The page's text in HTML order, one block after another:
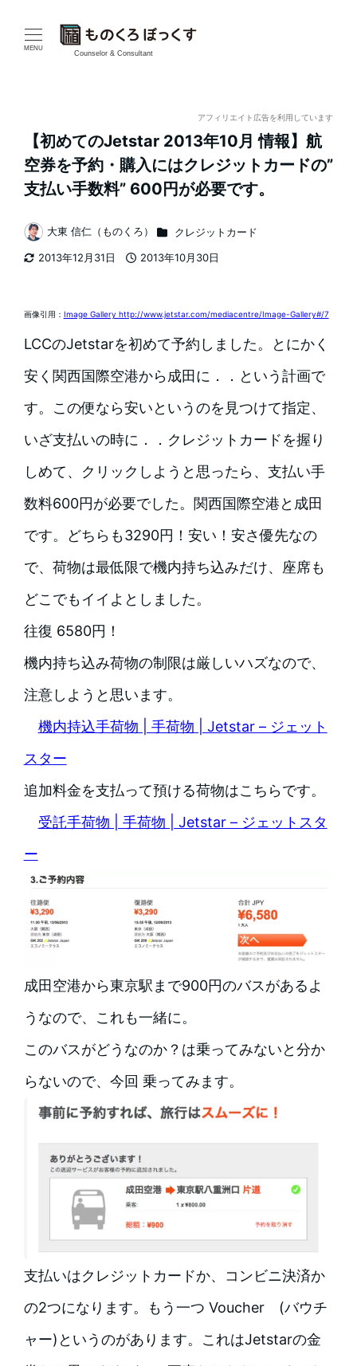
MENU
Counselor & Consultant
アフィリエイト広告を利用しています
【初めてのJetstar 2013年10月 情報】航
空券を予約・購入にはクレジットカードの”
支払い手数料” 600円が必要です。
2013年12月31日
2013年10月30日
著
者
大東 信仁（ものくろ） カテゴリー
クレジットカード
画像引用： Image Gallery http://www.jetstar.com/mediacentre/Image-Gallery#/7
LCCのJetstarを初めて予約しました。とにかく
安く関西国際空港から成田に．．という計画で
す。この便なら安いというのを見つけて指定、
いざ支払いの時に．．クレジットカードを握り
しめて、クリックしようと思ったら、支払い手
数料600円が必要でした。
関西国際空港と成田
です。どちらも3290円！安い！安さ優先なの
で、荷物は最低限で機内持ち込みだけ、座席も
どこでもイイよとしました。
往復 6580円！
機内持ち込み荷物の制限は厳しいハズなので、
注意しようと思います。
機内持込手荷物 | 手荷物 | Jetstar – ジェット
スター
追加料金を支払って預ける荷物はこちらです。
受託手荷物 | 手荷物 | Jetstar – ジェットスタ
ー
成田空港から東京駅まで900円のバスがあるよ
うなので、これも一緒に。
このバスがどうなのか？は乗ってみないと分か
らないので、今回 乗ってみます。
支払いはクレジットカードか、コンビニ決済か
の2つになります。もう一つ Voucher (バウチ
ャー)というのがあります。これはJetstarの金